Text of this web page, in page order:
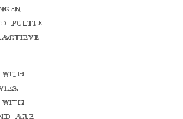
pijltje
with
with
are